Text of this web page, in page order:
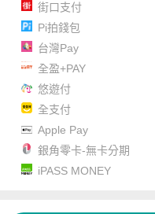
街口支付
Pi拍錢包
台灣Pay
全盈+PAY
悠遊付
全支付
Apple Pay
銀角零卡-無卡分期
iPASS MONEY